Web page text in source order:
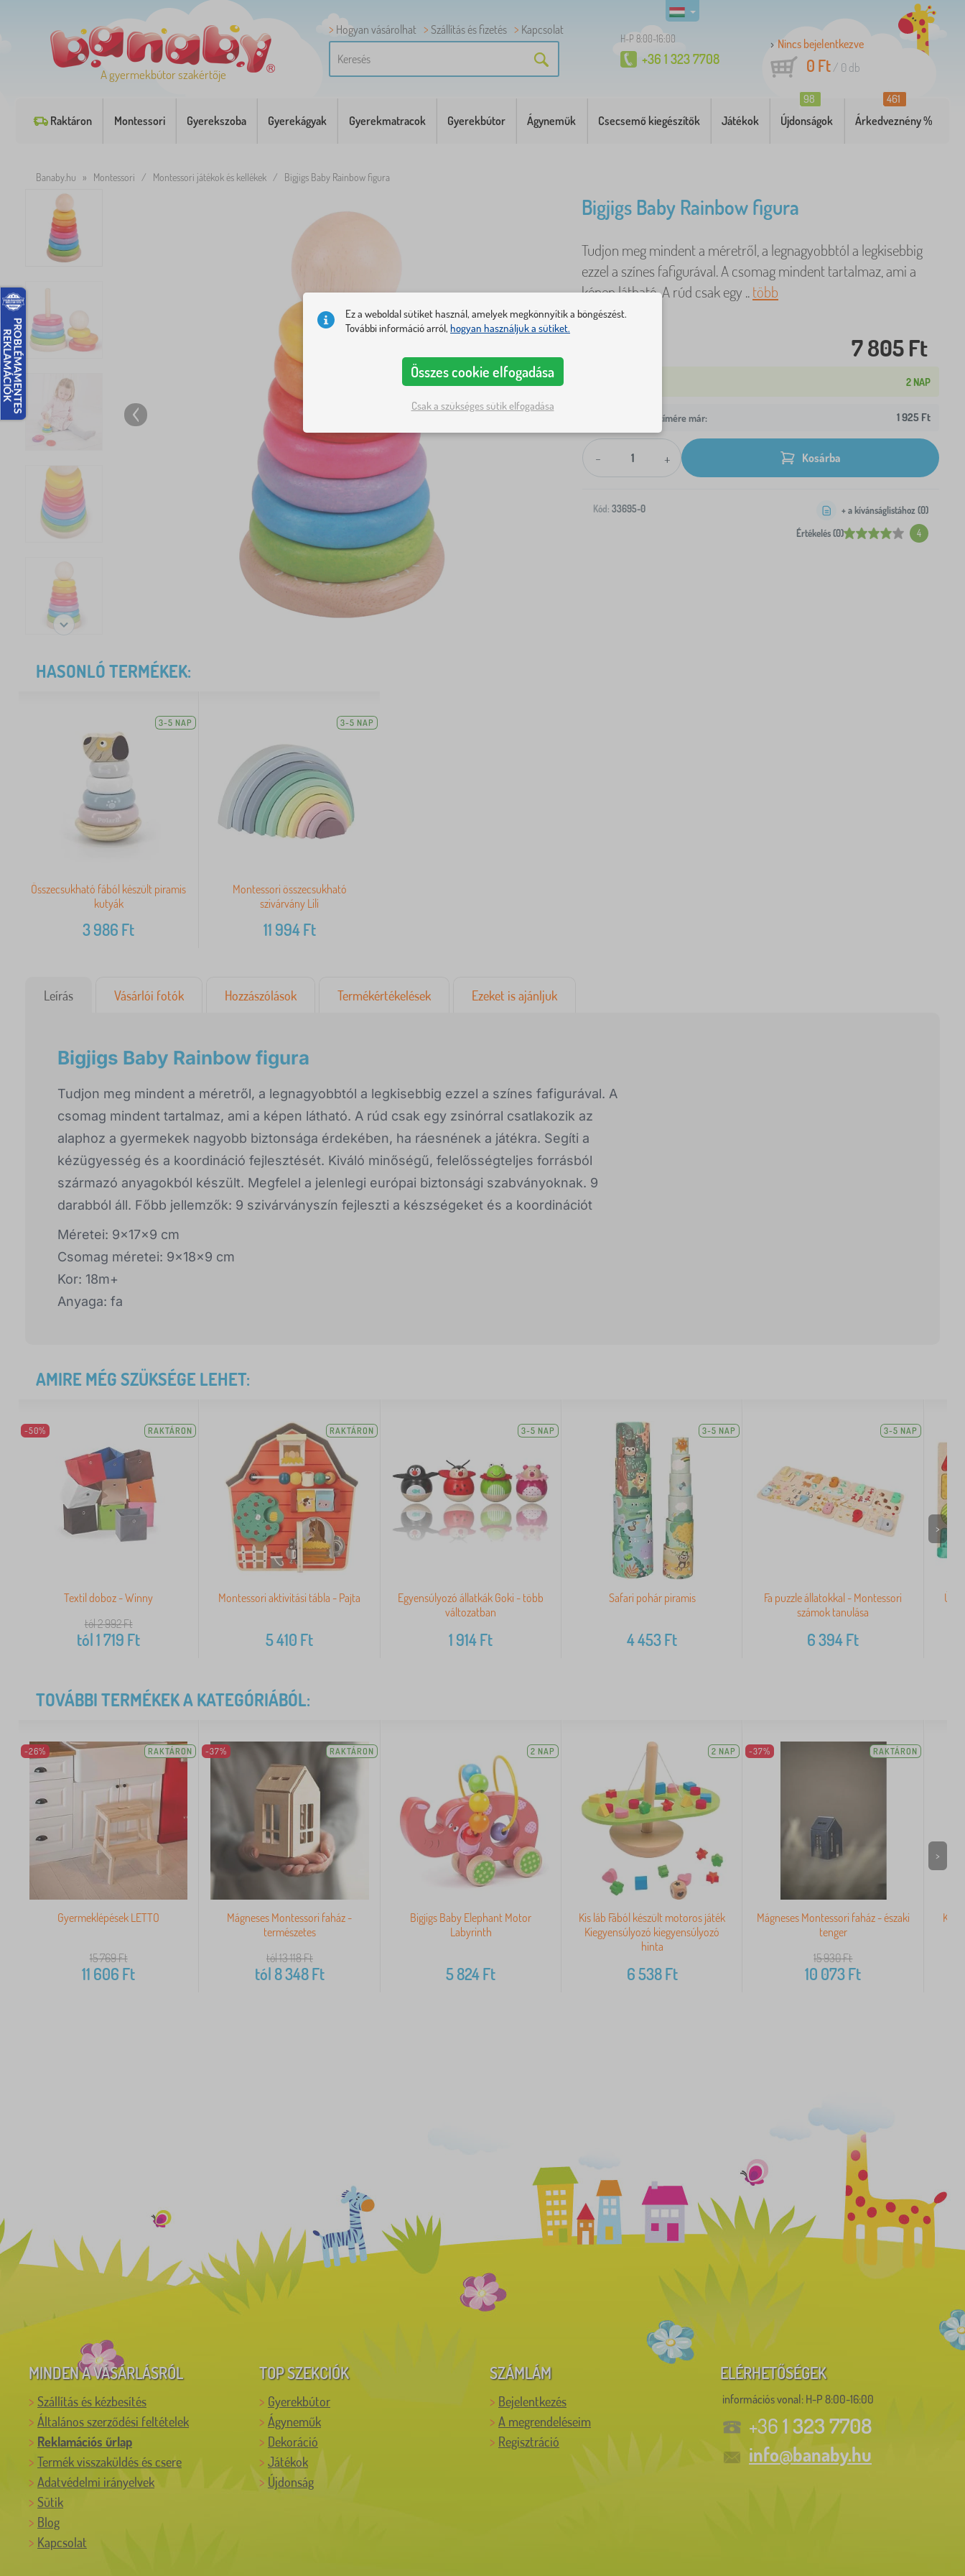
A gyermekbútor szakértője
Hogyan vásárolhat Szállítás és fizetés Kapcsolat
H-P 8:00-16:00
+36 1 323 7708
Nincs bejelentkezve
0 Ft/ 0 db
Raktáron Montessori Gyerekszoba Gyerekágyak Gyerekmatracok Gyerekbútor Ágyneműk Csecsemő kiegészítők Játékok Újdonságok
98
Árkedveznény %
461
Banaby.hu » Montessori / Montessori játékok és kellékek / Bigjigs Baby Rainbow figura
Bigjigs Baby Rainbow figura
Tudjon meg mindent a méretről, a legnagyobbtól a legkisebbig
ezzel a színes fafigurával. A csomag mindent tartalmaz, ami a
képen látható. A rúd csak egy ..több
7 805 Ft
2 NAP
Kiszállítás az Ön címére már: 1 925 Ft
- + Kosárba
Kód: 33695-0
Értékelés (0) 4
+ a kívánságlistához (0)
HASONLÓ TERMÉKEK:
3-5 NAP
Összecsukható fából készült piramis
kutyák
3 986 Ft
3-5 NAP
Montessori összecsukható
szivárvány Lili
11 994Ft
Leírás Vásárlói fotók Hozzászólások Termékértékelések Ezeket is ajánljuk
Bigjigs Baby Rainbow figura
Tudjon meg mindent a méretről, a legnagyobbtól a legkisebbig ezzel a színes fafigurával. A
csomag mindent tartalmaz, ami a képen látható. A rúd csak egy zsinórral csatlakozik az
alaphoz a gyermekek nagyobb biztonsága érdekében, ha ráesnének a játékra. Segíti a
kézügyesség és a koordináció fejlesztését. Kiváló minőségű, felelősségteljes forrásból
származó anyagokból készült. Megfelel a jelenlegi európai biztonsági szabványoknak. 9
darabból áll. Főbb jellemzők: 9 szivárványszín fejleszti a készségeket és a koordinációt
Méretei: 9x17x9 cm
Csomag méretei: 9x18x9 cm
Kor: 18m+
Anyaga: fa
AMIRE MÉG SZÜKSÉGE LEHET:
-50% RAKTÁRON
Textil doboz - Winny
tól 2 992Ft
tól1 719 Ft
RAKTÁRON
Montessori aktivitási tábla - Pajta
5 410 Ft
3-5 NAP
Egyensúlyozó állatkák Goki - több
változatban
1 914Ft
3-5 NAP
Safari pohár piramis
4 453Ft
3-5 NAP
Fa puzzle állatokkal - Montessori
számok tanulása
6 394Ft
Új
>
TOVÁBBI TERMÉKEK A KATEGÓRIÁBÓL:
-26% RAKTÁRON
Gyermeklépések LETTO
15 769Ft
11 606 Ft
-37% RAKTÁRON
Mágneses Montessori faház -
természetes
tól 13 118Ft
tól 8 348Ft
2 NAP
Bigjigs Baby Elephant Motor
Labyrinth
5 824Ft
2 NAP
Kis láb Fából készült motoros játék
Kiegyensúlyozó kiegyensúlyozó
hinta
6 538Ft
-37% RAKTÁRON
Mágneses Montessori faház - északi
tenger
15 930Ft
10 073Ft
Kis
>
MINDEN A VÁSÁRLÁSRÓL
Szállítás és kézbesítés
Általános szerződési feltételek
Reklamációs űrlap
Termék visszaküldés és csere
Adatvédelmi irányelvek
Sütik
Blog
Kapcsolat
TOP SZEKCIÓK
Gyerekbútor
Ágyneműk
Dekoráció
Játékok
Újdonság
SZÁMLÁM
Bejelentkezés
A megrendeléseim
Regisztráció
ELÉRHETŐSÉGEK
információs vonal: H-P 8:00-16:00
+361 323 7708
info@banaby.hu
Ez a weboldal sütiket használ, amelyek megkönnyítik a böngészést.
További információ arról, hogyan használjuk a sütiket.
Összes cookie elfogadása
Csak a szükséges sütik elfogadása